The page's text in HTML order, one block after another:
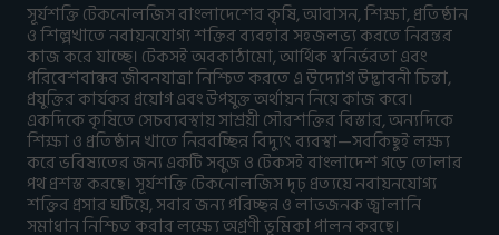
সূর্যশক্তি টেকনোলজিস বাংলাদেশের কৃষি, আবাসন, শিক্ষা, প্রতিষ্ঠান
ও শিল্পখাতে নবায়নযোগ্য শক্তির ব্যবহার সহজলভ্য করতে নিরন্তর
কাজ করে যাচ্ছে। টেকসই অবকাঠামো, আর্থিক স্বনির্ভরতা এবং
পরিবেশবান্ধব জীবনযাত্রা নিশ্চিত করতে এ উদ্যোগ উদ্ভাবনী চিন্তা,
প্রযুক্তির কার্যকর প্রয়োগ এবং উপযুক্ত অর্থায়ন নিয়ে কাজ করে।
একদিকে কৃষিতে সেচব্যবস্থায় সাশ্রয়ী সৌরশক্তির বিস্তার, অন্যদিকে
শিক্ষা ও প্রতিষ্ঠান খাতে নিরবচ্ছিন্ন বিদ্যুৎ ব্যবস্থা—সবকিছুই লক্ষ্য
করে ভবিষ্যতের জন্য একটি সবুজ ও টেকসই বাংলাদেশ গড়ে তোলার
পথ প্রশস্ত করছে। সূর্যশক্তি টেকনোলজিস দৃঢ় প্রত্যয়ে নবায়নযোগ্য
শক্তির প্রসার ঘটিয়ে, সবার জন্য পরিচ্ছন্ন ও লাভজনক জ্বালানি
সমাধান নিশ্চিত করার লক্ষ্যে অগ্রণী ভূমিকা পালন করছে।